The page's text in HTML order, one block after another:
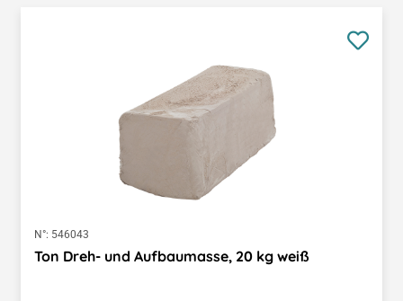
N°: 546043
Ton Dreh- und Aufbaumasse, 20 kg weiß